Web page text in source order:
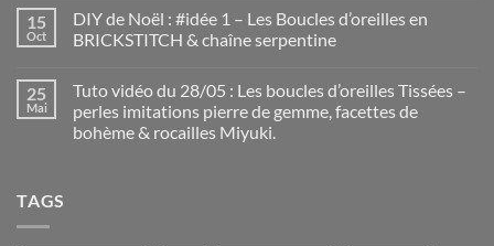
15
Oct
DIY de Noël : #idée 1 – Les Boucles d’oreilles en
BRICKSTITCH & chaîne serpentine
25
Mai
Tuto vidéo du 28/05 : Les boucles d’oreilles Tissées –
perles imitations pierre de gemme, facettes de
bohème & rocailles Miyuki.
TAGS